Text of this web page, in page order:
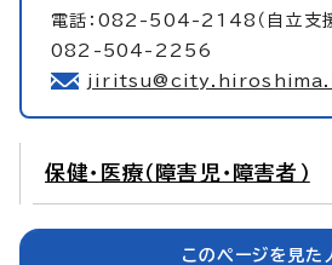
電話：082-504-2148（自立支
082-504-2256
保健・医療（障害児・障害者）
このページを見た